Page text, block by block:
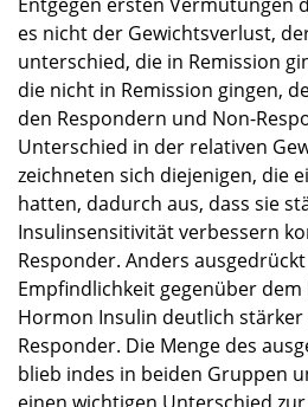
Entgegen ersten Vermutungen
es nicht der Gewichtsverlust,
unterschied, die in Remission
die nicht in Remission gingen,
den Respondern und Non-
Unterschied in der relativen
zeichneten sich diejenigen, die
hatten, dadurch aus, dass sie
Insulinsensitivität verbessern
Responder. Anders
Empfindlichkeit gegenüber
Hormon Insulin deutlich
Responder. Die Menge des
blieb indes in beiden Gruppen